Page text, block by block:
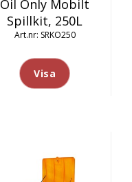
Oil Only Mobilt
Spillkit, 250L
SRKO250
Visa